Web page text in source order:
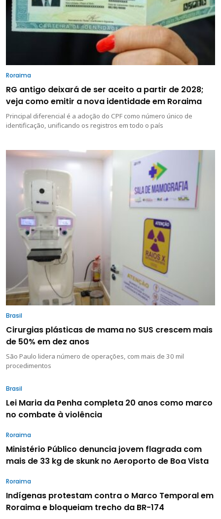
Roraima
RG antigo deixará de ser aceito a partir de 2028;
veja como emitir a nova identidade em Roraima
Principal diferencial é a adoção do CPF como número único de
identificação, unificando os registros em todo o país
Brasil
Cirurgias plásticas de mama no SUS crescem mais
de 50% em dez anos
São Paulo lidera número de operações, com mais de 30 mil
procedimentos
Brasil
Lei Maria da Penha completa 20 anos como marco
no combate à violência
Roraima
Ministério Público denuncia jovem flagrada com
mais de 33 kg de skunk no Aeroporto de Boa Vista
Roraima
Indígenas protestam contra o Marco Temporal em
Roraima e bloqueiam trecho da BR-174